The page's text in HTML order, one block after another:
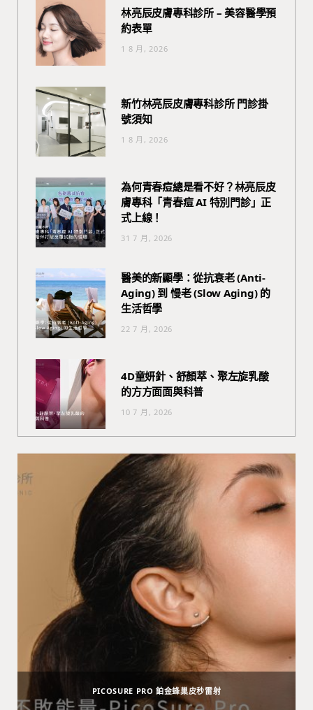
林亮辰皮膚專科診所 – 美容醫學預
約表單
1 8 月, 2026
新竹林亮辰皮膚專科診所 門診掛
號須知
1 8 月, 2026
為何青春痘總是看不好？林亮辰皮
膚專科「青春痘 AI 特別門診」正
式上線！
31 7 月, 2026
醫美的新顯學：從抗衰老 (Anti-
Aging) 到 慢老 (Slow Aging) 的
生活哲學
22 7 月, 2026
4D童妍針、舒顏萃、聚左旋乳酸
的方方面面與科普
10 7 月, 2026
PICOSURE PRO 鉑金蜂巢皮秒雷射